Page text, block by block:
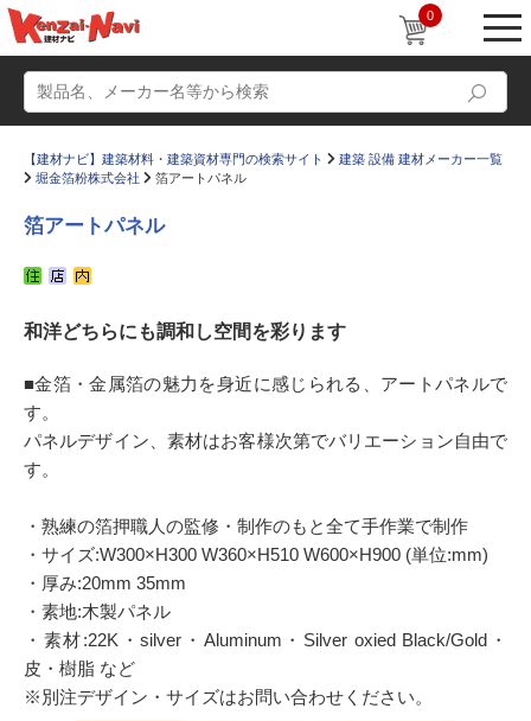
0
かたなび コラム
すまいリング 設計士インタビュー
Q＆A
お気に入り
【建材ナビ】建築材料・建築資材専門の検索サイト
建築 設備 建材メーカー一覧
堀金箔粉株式会社
箔アートパネル
箔アートパネル
和洋どちらにも調和し空間を彩ります
■金箔・金属箔の魅力を身近に感じられる、アートパネルで
す。
パネルデザイン、素材はお客様次第でバリエーション自由で
す。
・熟練の箔押職人の監修・制作のもと全て手作業で制作
・サイズ:W300×H300 W360×H510 W600×H900 (単位:mm)
・厚み:20mm 35mm
・素地:木製パネル
・素材:22K・silver・Aluminum・Silver oxied Black/Gold・
皮・樹脂 など
※別注デザイン・サイズはお問い合わせください。